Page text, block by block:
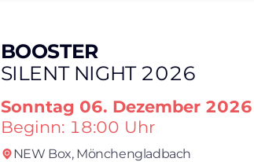
BOOSTER
SILENT NIGHT 2026
Sonntag 06. Dezember 2026
Beginn: 18:00 Uhr
NEW Box, Mönchengladbach